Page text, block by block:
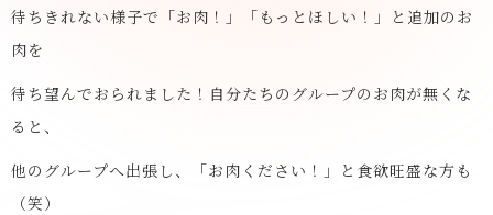
待ちきれない様子で「お肉！」「もっとほしい！」と追加のお
肉を
待ち望んでおられました！自分たちのグループのお肉が無くな
ると、
他のグループへ出張し、「お肉ください！」と食欲旺盛な方も
（笑）